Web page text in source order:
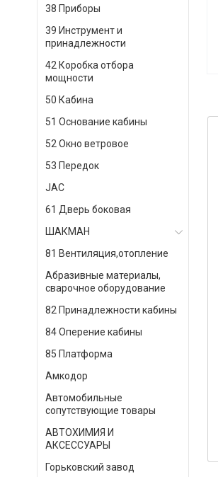
38 Приборы
39 Инструмент и
принадлежности
42 Коробка отбора
мощности
50 Кабина
51 Основание кабины
52 Окно ветровое
53 Передок
JAC
61 Дверь боковая
ШАКМАН
81 Вентиляция,отопление
Абразивные материалы,
сварочное оборудование
82 Принадлежности кабины
84 Оперение кабины
85 Платформа
Амкодор
Автомобильные
сопутствующие товары
АВТОХИМИЯ И
АКСЕССУАРЫ
Горьковский завод
Шпонка к/вала, вилки
сцепления, полумуфты ТНВД
6х9х21,6 (ПАО КАМА) КАМА
870813
в наличии
97,00 Р
В корзину